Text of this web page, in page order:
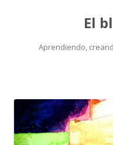
El
Aprendiendo,